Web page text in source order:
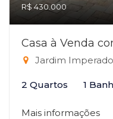
R$ 430.000
Casa à Venda
Jardim
2 Quartos 1
Mais informações